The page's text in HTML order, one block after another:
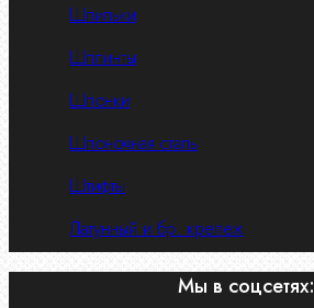
Шпильки
Шплинты
Шпонки
Шпоночная сталь
Штифты
Латунный и бр. крепеж
Мы в соцсетях: